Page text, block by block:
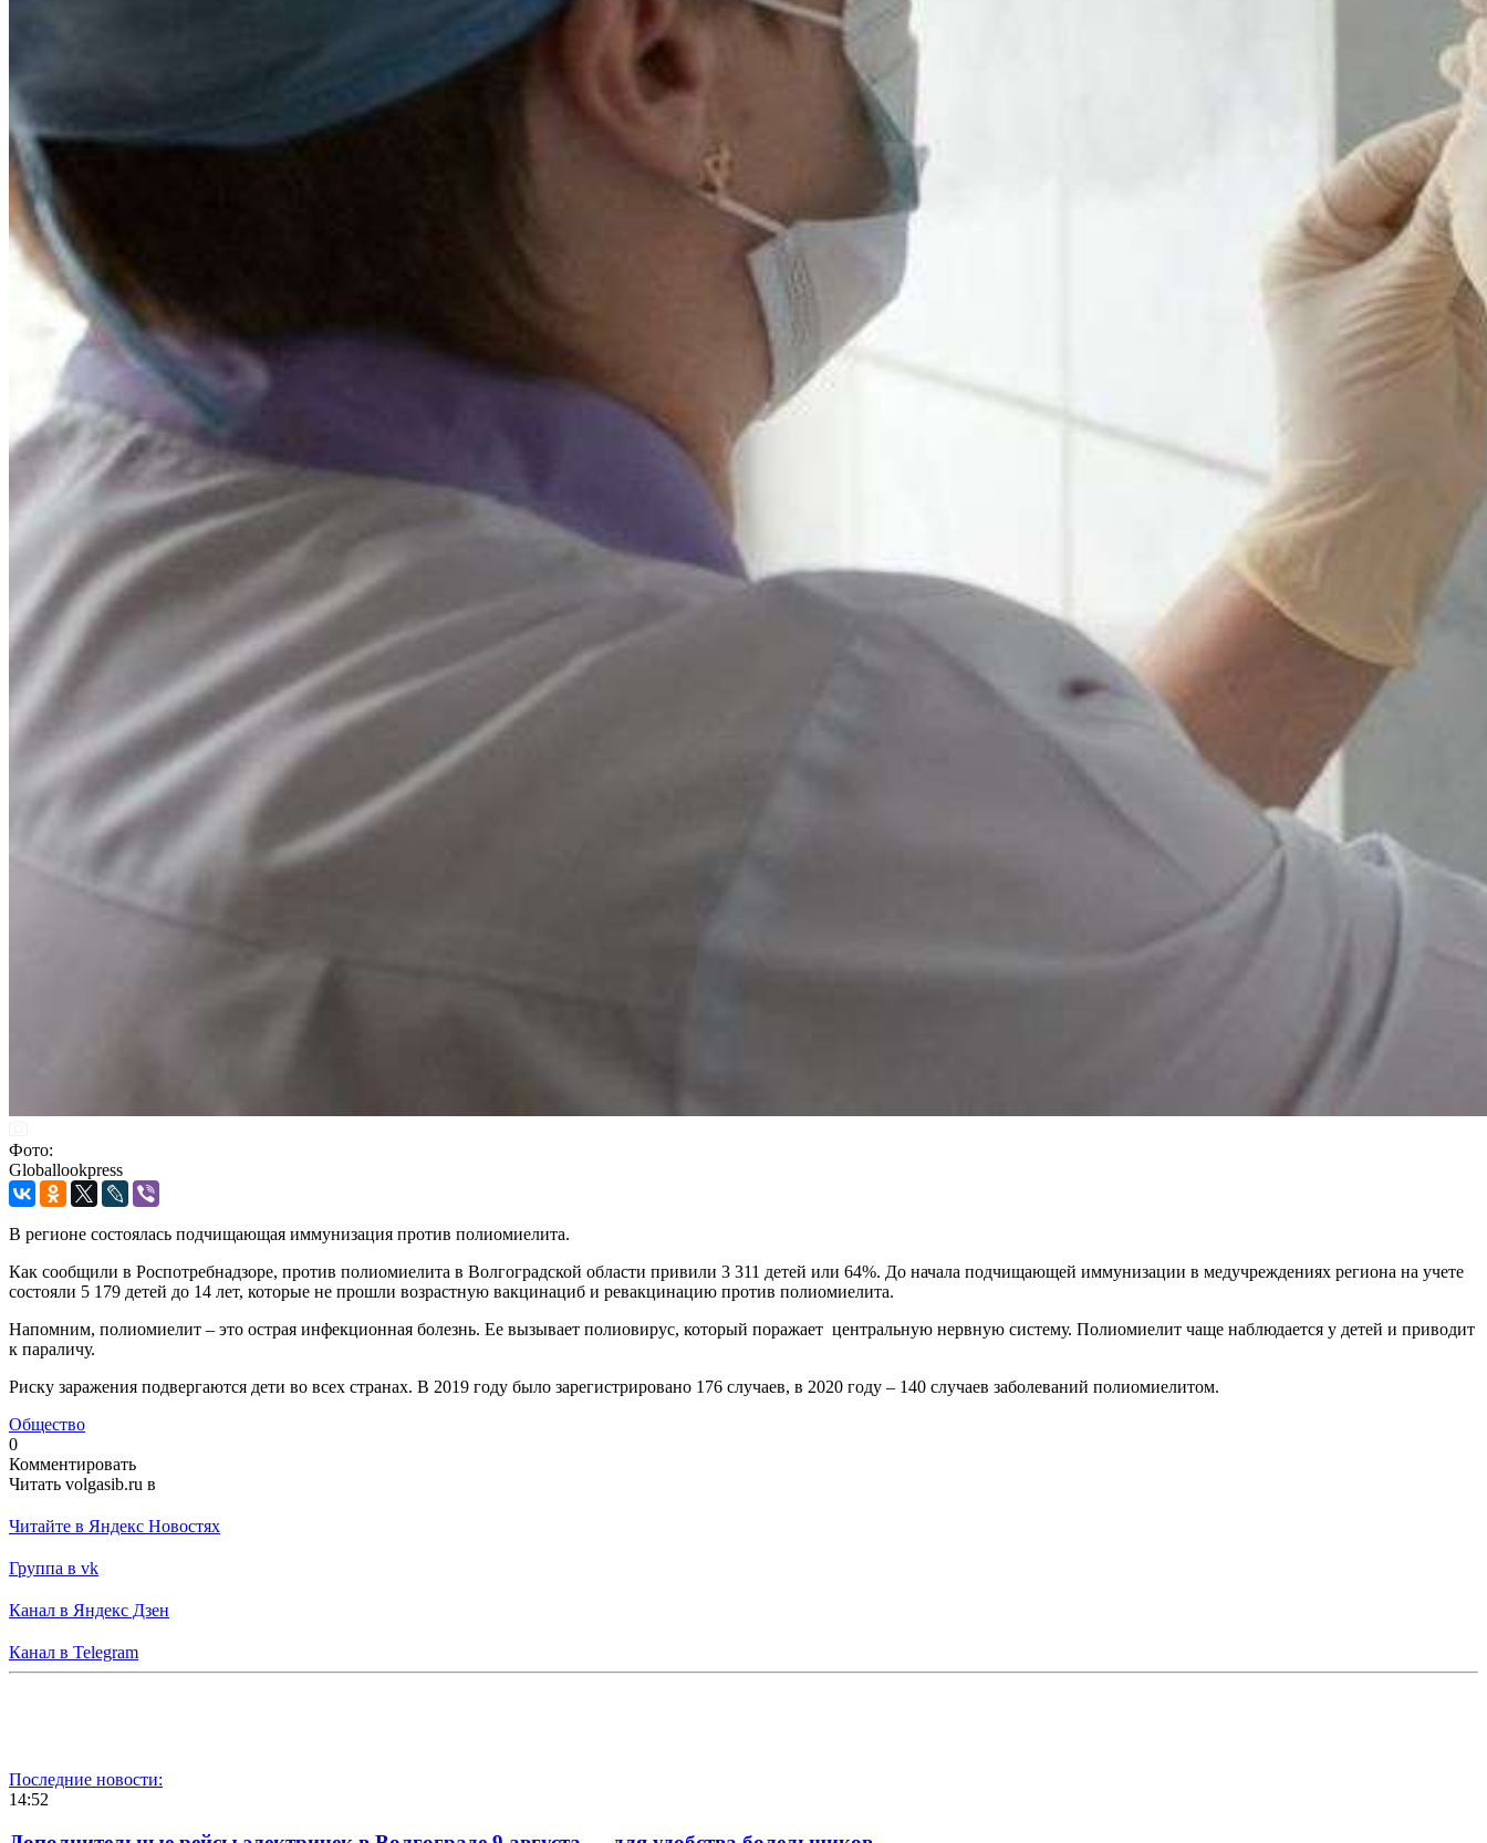
Фото:
Globallookpress
В регионе состоялась подчищающая иммунизация против полиомиелита.
Как сообщили в Роспотребнадзоре, против полиомиелита в Волгоградской области привили 3 311 детей или 64%. До начала подчищающей иммунизации в медучреждениях региона на учете
состояли 5 179 детей до 14 лет, которые не прошли возрастную вакцинациб и ревакцинацию против полиомиелита.
Напомним, полиомиелит – это острая инфекционная болезнь. Ее вызывает полиовирус, который поражает центральную нервную систему. Полиомиелит чаще наблюдается у детей и приводит
к параличу.
Риску заражения подвергаются дети во всех странах. В 2019 году было зарегистрировано 176 случаев, в 2020 году – 140 случаев заболеваний полиомиелитом.
Общество
0
Комментировать
Читать volgasib.ru в
Читайте в Яндекс Новостях
Группа в vk
Канал в Яндекс Дзен
Канал в Telegram
Последние новости:
14:52